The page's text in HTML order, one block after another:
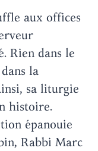
aux offices
Rien dans le
la
sa liturgie
histoire.
épanouie
Rabbi Marc